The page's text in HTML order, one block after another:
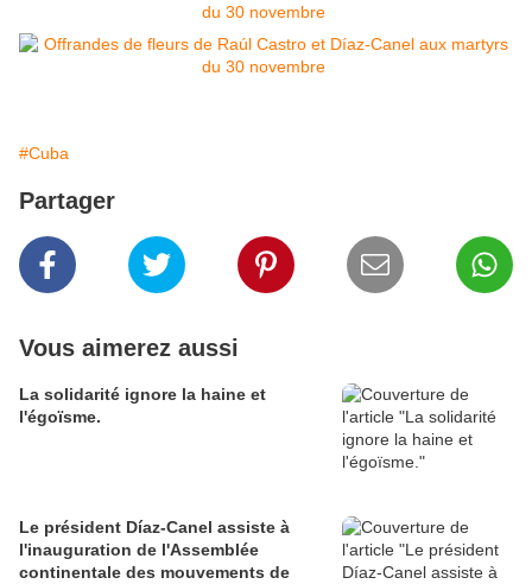
#Cuba
Partager
Vous aimerez aussi
La solidarité ignore la haine et
l'égoïsme.
Le président Díaz-Canel assiste à
l'inauguration de l'Assemblée
continentale des mouvements de